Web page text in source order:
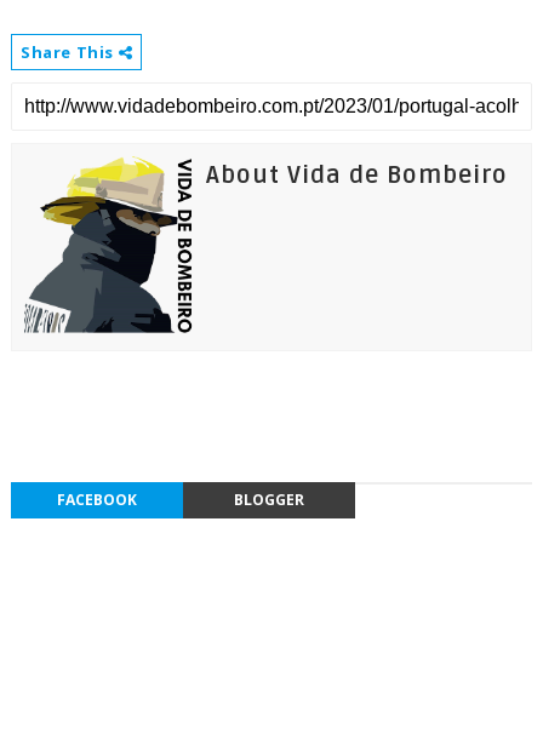
Share This
About Vida de Bombeiro
FACEBOOK BLOGGER